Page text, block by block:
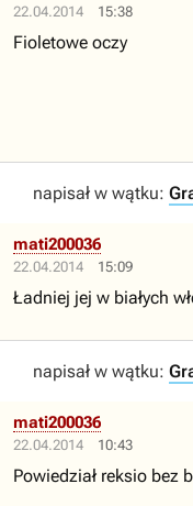
22.04.2014 15:38
Fioletowe oczy
napisał w wątku:
22.04.2014 15:09
mati200036
Ładniej jej w białych
napisał w wątku:
22.04.2014 10:43
mati200036
Powiedział reksio bez